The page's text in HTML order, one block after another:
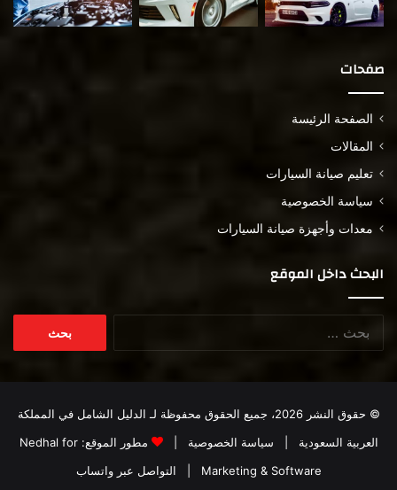
صفحات
الصفحة الرئيسة
المقالات
تعليم صيانة السيارات
سياسة الخصوصية
معدات وأجهزة صيانة السيارات
البحث داخل الموقع
© حقوق النشر 2026، جميع الحقوق محفوظة لـ
الدليل الشامل في المملكة
العربية السعودية
سياسة الخصوصية | مطور الموقع:Nedhal for
Marketing & Software
التواصل عبر واتساب